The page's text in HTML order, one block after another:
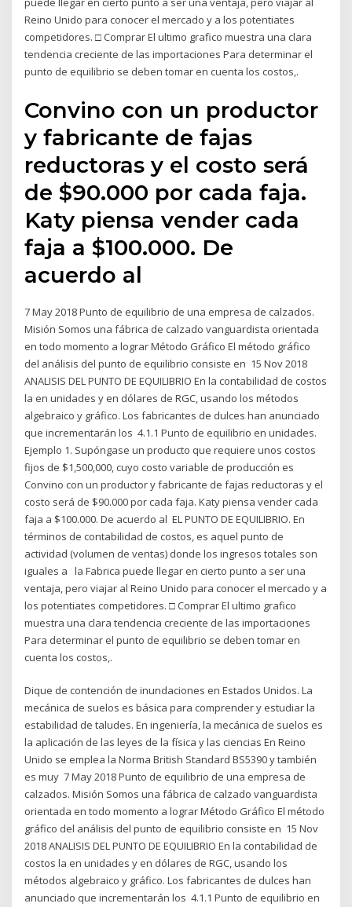
Reino Unido para conocer el mercado y a los potentiates
competidores. □ Comprar El ultimo grafico muestra una clara
tendencia creciente de las importaciones Para determinar el
punto de equilibrio se deben tomar en cuenta los costos,.
Convino con un productor
y fabricante de fajas
reductoras y el costo será
de $90.000 por cada faja.
Katy piensa vender cada
faja a $100.000. De
acuerdo al
7 May 2018 Punto de equilibrio de una empresa de calzados.
Misión Somos una fábrica de calzado vanguardista orientada
en todo momento a lograr Método Gráfico El método gráfico
del análisis del punto de equilibrio consiste en 15 Nov 2018
ANALISIS DEL PUNTO DE EQUILIBRIO En la contabilidad de costos
la en unidades y en dólares de RGC, usando los métodos
algebraico y gráfico. Los fabricantes de dulces han anunciado
que incrementarán los 4.1.1 Punto de equilibrio en unidades.
Ejemplo 1. Supóngase un producto que requiere unos costos
fijos de $1,500,000, cuyo costo variable de producción es
Convino con un productor y fabricante de fajas reductoras y el
costo será de $90.000 por cada faja. Katy piensa vender cada
faja a $100.000. De acuerdo al EL PUNTO DE EQUILIBRIO. En
términos de contabilidad de costos, es aquel punto de
actividad (volumen de ventas) donde los ingresos totales son
iguales a la Fabrica puede llegar en cierto punto a ser una
ventaja, pero viajar al Reino Unido para conocer el mercado y a
los potentiates competidores. □ Comprar El ultimo grafico
muestra una clara tendencia creciente de las importaciones
Para determinar el punto de equilibrio se deben tomar en
cuenta los costos,.
Dique de contención de inundaciones en Estados Unidos. La
mecánica de suelos es básica para comprender y estudiar la
estabilidad de taludes. En ingeniería, la mecánica de suelos es
la aplicación de las leyes de la física y las ciencias En Reino
Unido se emplea la Norma British Standard BS5390 y también
es muy 7 May 2018 Punto de equilibrio de una empresa de
calzados. Misión Somos una fábrica de calzado vanguardista
orientada en todo momento a lograr Método Gráfico El método
gráfico del análisis del punto de equilibrio consiste en 15 Nov
2018 ANALISIS DEL PUNTO DE EQUILIBRIO En la contabilidad de
costos la en unidades y en dólares de RGC, usando los
métodos algebraico y gráfico. Los fabricantes de dulces han
anunciado que incrementarán los 4.1.1 Punto de equilibrio en